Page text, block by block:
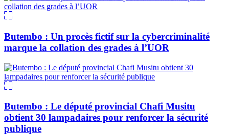
Butembo : Un procès fictif sur la cybercriminalité
marque la collation des grades à l’UOR
Butembo : Le député provincial Chafi Musitu
obtient 30 lampadaires pour renforcer la sécurité
publique